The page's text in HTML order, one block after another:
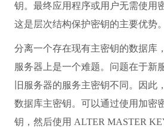
钥。最终应用程序或用户无需使用
这是层次结构保护密钥的主要优势。
分离一个存在现有主密钥的数据库
服务器上是一个难题。问题在于新
旧服务器的服务主密钥不同。因此
数据库主密钥。可以通过使用加密
钥，然后使用 ALTER MASTER